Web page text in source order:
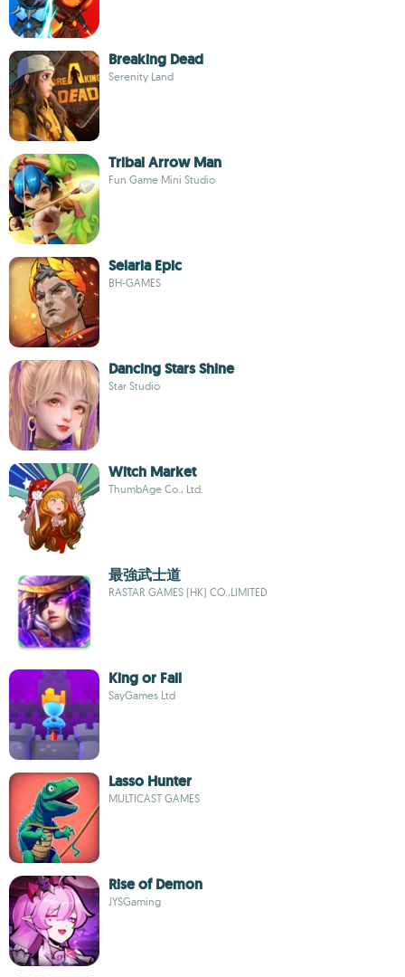
Breaking Dead
Serenity Land
Tribal Arrow Man
Fun Game Mini Studio
Selaria Epic
BH-GAMES
Dancing Stars Shine
Star Studio
Witch Market
ThumbAge Co., Ltd.
最強武士道
RASTAR GAMES (HK) CO.,LIMITED
King or Fail
SayGames Ltd
Lasso Hunter
MULTICAST GAMES
Rise of Demon
JYSGaming